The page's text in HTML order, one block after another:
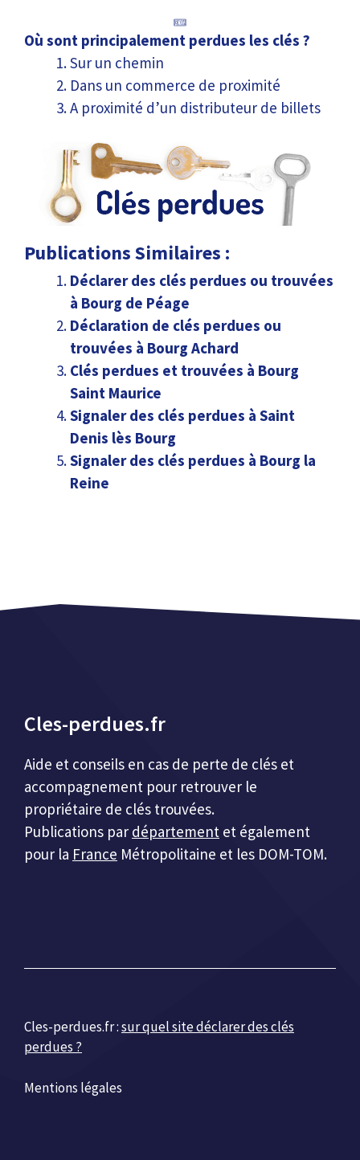
Où sont principalement perdues les clés ?
Sur un chemin
Dans un commerce de proximité
A proximité d’un distributeur de billets
Publications Similaires :
Déclarer des clés perdues ou trouvées
à Bourg de Péage
Déclaration de clés perdues ou
trouvées à Bourg Achard
Clés perdues et trouvées à Bourg
Saint Maurice
Signaler des clés perdues à Saint
Denis lès Bourg
Signaler des clés perdues à Bourg la
Reine
Cles-perdues.fr
Aide et conseils en cas de perte de clés et
accompagnement pour retrouver le
propriétaire de clés trouvées.
Publications par département et également
pour la France Métropolitaine et les DOM-TOM.
Cles-perdues.fr :sur quel site déclarer des clés
perdues ?
Mentions légales